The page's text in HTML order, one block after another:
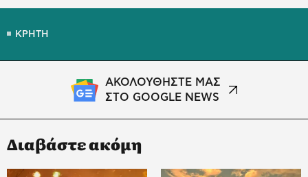
ΚΡΗΤΗ
ΑΚΟΛΟΥΘΗΣΤΕ ΜΑΣ
ΣΤΟ GOOGLE NEWS
Διαβάστε ακόμη